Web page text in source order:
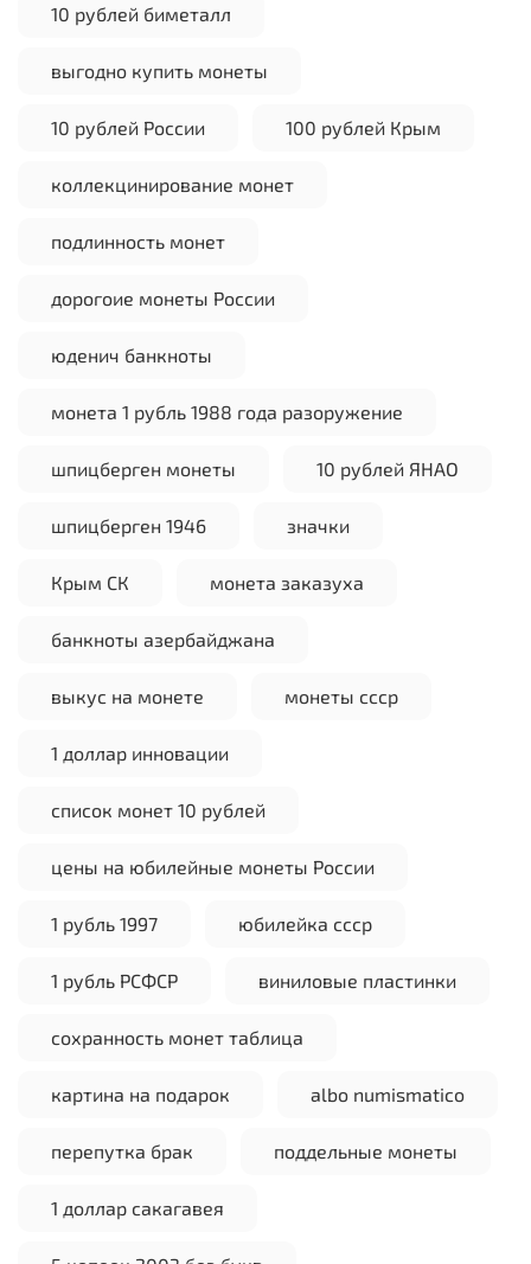
10 рублей биметалл
выгодно купить монеты
10 рублей России 100 рублей Крым
коллекцинирование монет
подлинность монет
дорогоие монеты России
юденич банкноты
монета 1 рубль 1988 года разоружение
шпицберген монеты 10 рублей ЯНАО
шпицберген 1946 значки
Крым СК монета заказуха
банкноты азербайджана
выкус на монете монеты ссср
1 доллар инновации
список монет 10 рублей
цены на юбилейные монеты России
1 рубль 1997 юбилейка ссср
1 рубль РСФСР виниловые пластинки
сохранность монет таблица
картина на подарок albo numismatico
перепутка брак поддельные монеты
1 доллар сакагавея